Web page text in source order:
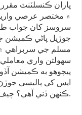
پاران ڪنسلٽنٽ
۾ مختصر عرصي
سروسز کان جواب
جوڙيل پاڻي ڪميشن
مسلم جي سربراهي
سهولتن واري
پيچوهو به ڪميشن
ايس کي پاليسي
ڪنهن ڏني آهي؟ چيف سيڪريٽري جواب ڏئي.